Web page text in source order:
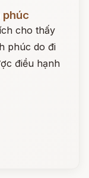
cho thấy
phúc do đi
điều hạnh